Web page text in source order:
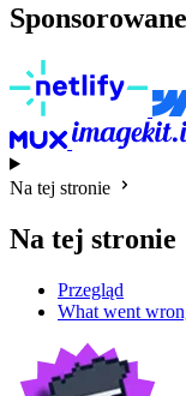
Na tej stronie
Na tej stronie
Przegląd
What went